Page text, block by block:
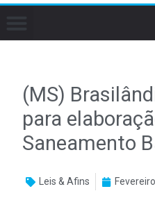
(MS)
para
Saneamento
Leis & Afins